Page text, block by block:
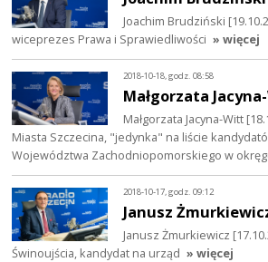
Joachim Brudziński
wiceprezes Prawa i Sprawiedliwości » więcej
2018-10-18, godz. 08:58
Małgorzata
Małgorzata Jacyna-Witt
Miasta Szczecina, "jedynka" na liście
Województwa Zachodniopomorskiego w
2018-10-17, godz. 09:12
Janusz
Janusz Żmurkiewicz
Świnoujścia, kandydat na urząd » więcej